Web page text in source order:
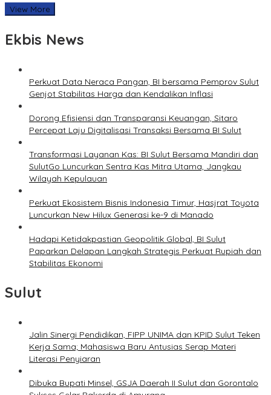
View More
Ekbis News
Perkuat Data Neraca Pangan, BI bersama Pemprov Sulut
Genjot Stabilitas Harga dan Kendalikan Inflasi
Dorong Efisiensi dan Transparansi Keuangan, Sitaro
Percepat Laju Digitalisasi Transaksi Bersama BI Sulut
Transformasi Layanan Kas: BI Sulut Bersama Mandiri dan
SulutGo Luncurkan Sentra Kas Mitra Utama, Jangkau
Wilayah Kepulauan
Perkuat Ekosistem Bisnis Indonesia Timur, Hasjrat Toyota
Luncurkan New Hilux Generasi ke-9 di Manado
Hadapi Ketidakpastian Geopolitik Global, BI Sulut
Paparkan Delapan Langkah Strategis Perkuat Rupiah dan
Stabilitas Ekonomi
Sulut
Jalin Sinergi Pendidikan, FIPP UNIMA dan KPID Sulut Teken
Kerja Sama; Mahasiswa Baru Antusias Serap Materi
Literasi Penyiaran
Dibuka Bupati Minsel, GSJA Daerah II Sulut dan Gorontalo